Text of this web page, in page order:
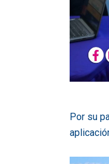
Por su